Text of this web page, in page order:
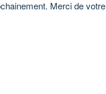
Merci de votre